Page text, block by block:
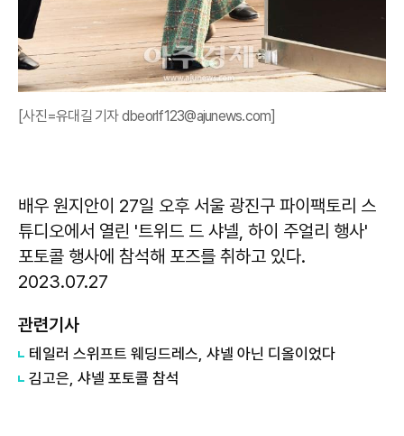
[사진=유대길 기자 dbeorlf123@ajunews.com]
배우 원지안이 27일 오후 서울 광진구 파이팩토리 스
튜디오에서 열린 '트위드 드 샤넬, 하이 주얼리 행사'
포토콜 행사에 참석해 포즈를 취하고 있다.
2023.07.27
관련기사
테일러 스위프트 웨딩드레스, 샤넬 아닌 디올이었다
김고은, 샤넬 포토콜 참석